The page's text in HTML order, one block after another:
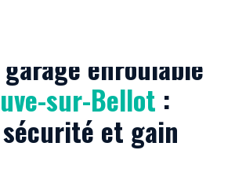
enroulable
sur-Bellot :
et gain